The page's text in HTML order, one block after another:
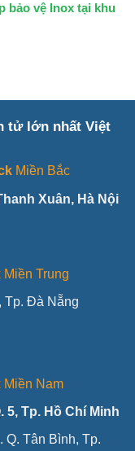
bảo vệ Inox tại khu
tử lớn nhất Việt
Miền Bắc
Xuân, Hà Nội
Trung
Tp. Đà Nẵng
Miền Nam
5, Tp. Hồ Chí Minh
Q. Tân Bình, Tp.